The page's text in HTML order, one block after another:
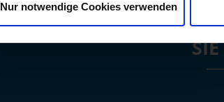
Nur notwendige Cookies verwenden